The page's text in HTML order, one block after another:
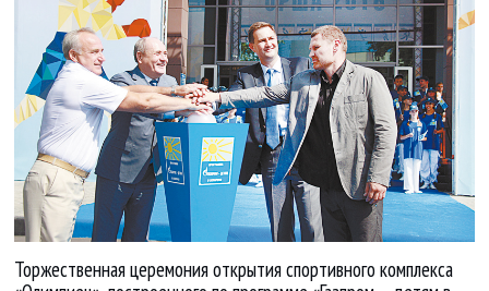
Торжественная церемония открытия спортивного комплекса